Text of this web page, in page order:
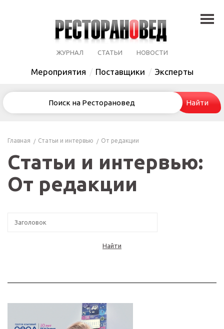
ЖУРНАЛ СТАТЬИ НОВОСТИ
Мероприятия Поставщики Эксперты
Главная Статьи и интервью От редакции
Статьи и интервью:
От редакции
Найти